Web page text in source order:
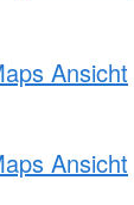
Ansicht
Ansicht